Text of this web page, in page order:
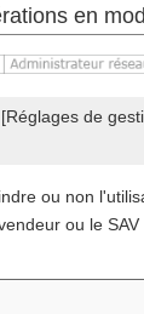
en
[Réglages de
ou non
ou le